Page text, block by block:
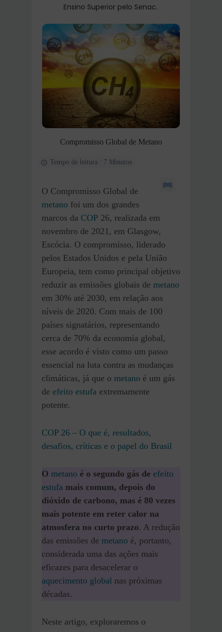
Ensino Superior pelo Senac.
Compromisso Global de Metano
Tempo de leitura : 7 Minutos
O Compromisso Global de
metano foi um dos grandes
marcos da COP 26, realizada em
novembro de 2021, em Glasgow,
Escócia. O compromisso, liderado
pelos Estados Unidos e pela União
Europeia, tem como principal objetivo
reduzir as emissões globais de metano
em 30% até 2030, em relação aos
níveis de 2020. Com mais de 100
países signatários, representando
cerca de 70% da economia global,
esse acordo é visto como um passo
essencial na luta contra as mudanças
climáticas, já que o metano é um gás
de efeito estufa extremamente
potente.
COP 26 – O que é, resultados,
desafios, críticas e o papel do Brasil
O metano é o segundo gás de efeito
estufa mais comum, depois do
dióxido de carbono, mas é 80 vezes
mais potente em reter calor na
atmosfera no curto prazo. A redução
das emissões de metano é, portanto,
considerada uma das ações mais
eficazes para desacelerar o
aquecimento global nas próximas
décadas.
Neste artigo, exploraremos o